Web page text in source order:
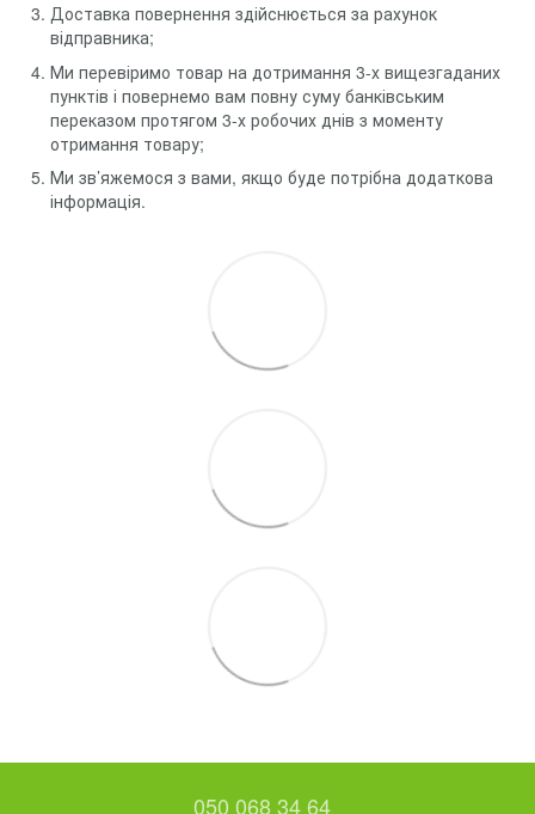
Доставка повернення здійснюється за рахунок
відправника;
Ми перевіримо товар на дотримання 3-х вищезгаданих
пунктів і повернемо вам повну суму банківським
переказом протягом 3-х робочих днів з моменту
отримання товару;
Ми зв’яжемося з вами, якщо буде потрібна додаткова
інформація.
050 068 34 64